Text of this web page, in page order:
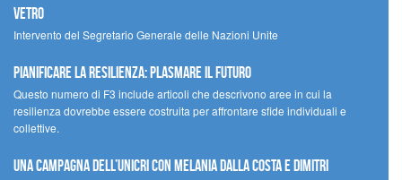
Vetro
Intervento del Segretario Generale delle Nazioni Unite
Pianificare la resilienza: plasmare il futuro
Questo numero di F3 include articoli che descrivono aree in cui la
resilienza dovrebbe essere costruita per affrontare sfide individuali e
collettive.
Una campagna dell’UNICRI con Melania Dalla Costa e Dimitri